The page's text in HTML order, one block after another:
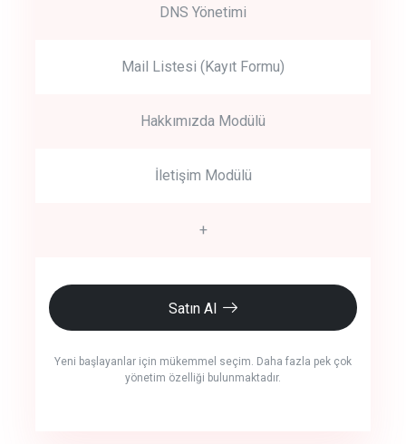
DNS Yönetimi
Mail Listesi (Kayıt Formu)
Hakkımızda Modülü
İletişim Modülü
+
Satın Al
Yeni başlayanlar için mükemmel seçim. Daha fazla pek çok
yönetim özelliği bulunmaktadır.